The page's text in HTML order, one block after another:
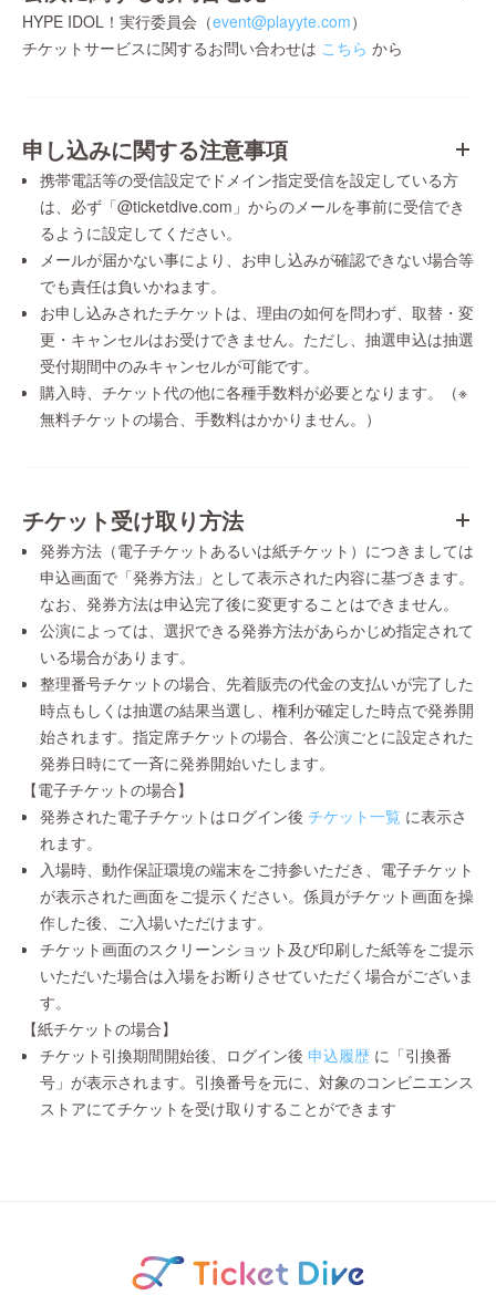
HYPE IDOL！実行委員会（event@playyte.com）
チケットサービスに関するお問い合わせは こちら から
申し込みに関する注意事項
携帯電話等の受信設定でドメイン指定受信を設定している方
は、必ず「@ticketdive.com」からのメールを事前に受信でき
るように設定してください。
メールが届かない事により、お申し込みが確認できない場合等
でも責任は負いかねます。
お申し込みされたチケットは、理由の如何を問わず、取替・変
更・キャンセルはお受けできません。ただし、抽選申込は抽選
受付期間中のみキャンセルが可能です。
購入時、チケット代の他に各種手数料が必要となります。（※
無料チケットの場合、手数料はかかりません。）
チケット受け取り方法
発券方法（電子チケットあるいは紙チケット）につきましては
申込画面で「発券方法」として表示された内容に基づきます。
なお、発券方法は申込完了後に変更することはできません。
公演によっては、選択できる発券方法があらかじめ指定されて
いる場合があります。
整理番号チケットの場合、先着販売の代金の支払いが完了した
時点もしくは抽選の結果当選し、権利が確定した時点で発券開
始されます。指定席チケットの場合、各公演ごとに設定された
発券日時にて一斉に発券開始いたします。
【電子チケットの場合】
発券された電子チケットはログイン後 チケット一覧 に表示さ
れます。
入場時、動作保証環境の端末をご持参いただき、電子チケット
が表示された画面をご提示ください。係員がチケット画面を操
作した後、ご入場いただけます。
チケット画面のスクリーンショット及び印刷した紙等をご提示
いただいた場合は入場をお断りさせていただく場合がございま
す。
【紙チケットの場合】
チケット引換期間開始後、ログイン後 申込履歴 に「引換番
号」が表示されます。引換番号を元に、対象のコンビニエンス
ストアにてチケットを受け取りすることができます